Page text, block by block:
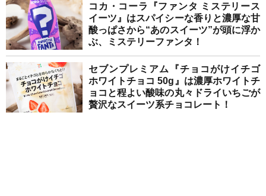
コカ・コーラ『ファンタ ミステリース
イーツ』はスパイシーな香りと濃厚な甘
酸っぱさから“あのスイーツ”が頭に浮か
ぶ、ミステリーファンタ！
セブンプレミアム『チョコがけイチゴ
ホワイトチョコ 50g』は濃厚ホワイトチ
ョコと程よい酸味の丸々ドライいちごが
贅沢なスイーツ系チョコレート！